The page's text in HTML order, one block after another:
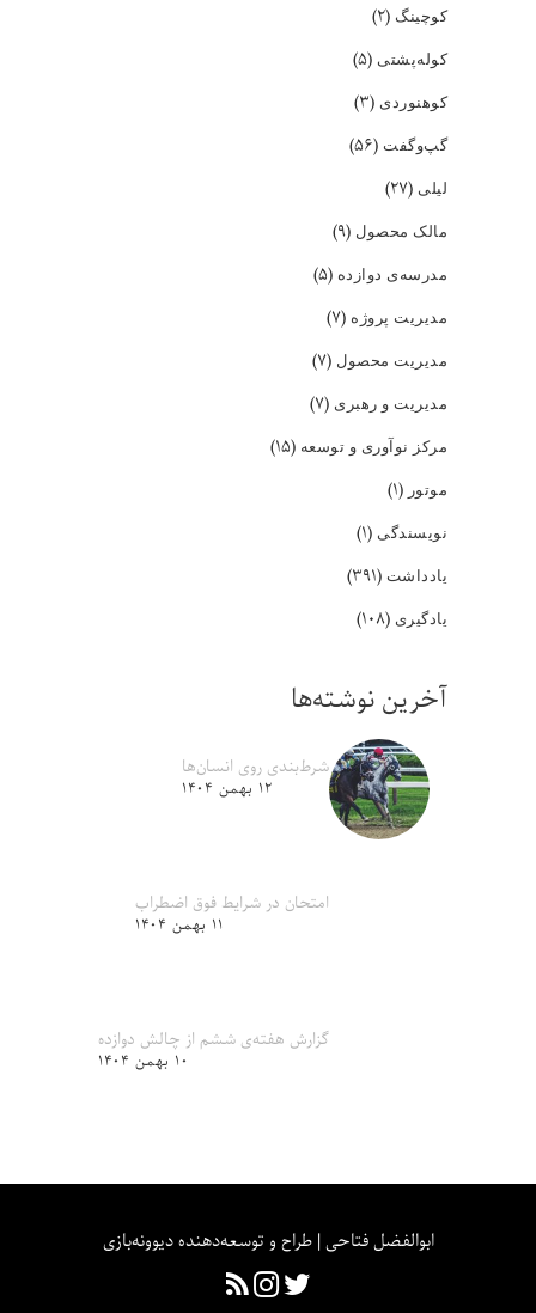
کوچینگ (۲)
کوله‌پشتی (۵)
کوهنوردی (۳)
گپ‌و‌گفت (۵۶)
لیلی (۲۷)
مالک محصول (۹)
مدرسه‌ی دوازده (۵)
مدیریت پروژه (۷)
مدیریت محصول (۷)
مدیریت و رهبری (۷)
مرکز نوآوری و توسعه (۱۵)
موتور (۱)
نویسندگی (۱)
یادداشت (۳۹۱)
یادگیری (۱۰۸)
آخرین نوشته‌ها
شرط‌بندی روی انسان‌ها
۱۲ بهمن ۱۴۰۴
امتحان در شرایط فوق اضطراب
۱۱ بهمن ۱۴۰۴
گزارش هفته‌ی ششم از چالش دوازده
۱۰ بهمن ۱۴۰۴
ابوالفضل فتاحی | طراح و توسعه‌دهنده دیوونه‌بازی